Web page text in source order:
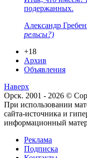
подержанных.
Александр
рельсы?)
+18
Архив
Объявления
Наверх
Орск. 2001 - 2026 ©
При использовании
сайта-источника и
информационный
Реклама
Подписка